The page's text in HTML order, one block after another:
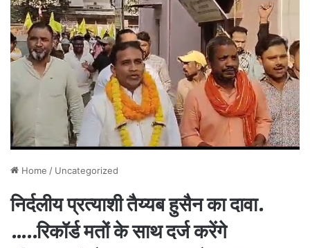
Home / Uncategorized
निर्दलीय प्रत्याशी तैय्यब हुसैन का दावा.
…..रिकॉर्ड मतों के साथ दर्ज करेंगे